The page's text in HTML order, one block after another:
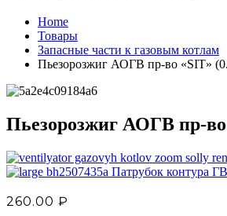
Home
Товары
Запасные части к газовым котлам
Пьезорозжиг АОГВ пр-во «SIT»
Пьезорозжиг АОГВ пр-во
Патрубок контура
260.00 ₽